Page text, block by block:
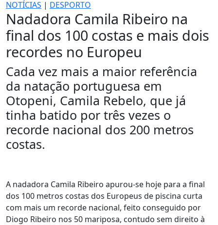
NOTÍCIAS | DESPORTO
Nadadora Camila Ribeiro na
final dos 100 costas e mais dois
recordes no Europeu
Cada vez mais a maior referência
da natação portuguesa em
Otopeni, Camila Rebelo, que já
tinha batido por três vezes o
recorde nacional dos 200 metros
costas.
A nadadora Camila Ribeiro apurou-se hoje para a final
dos 100 metros costas dos Europeus de piscina curta
com mais um recorde nacional, feito conseguido por
Diogo Ribeiro nos 50 mariposa, contudo sem direito à